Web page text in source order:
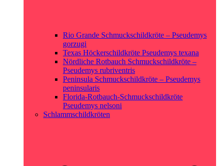
Rio Grande Schmuckschildkröte – Pseudemys
gorzugi
Texas Höckerschildkröte Pseudemys texana
Nördliche Rotbauch Schmuckschildkröte –
Pseudemys rubriventris
Peninsula Schmuckschildkröte – Pseudemys
peninsularis
Florida-Rotbauch-Schmuckschildkröte
Pseudemys nelsoni
Schlammschildkröten